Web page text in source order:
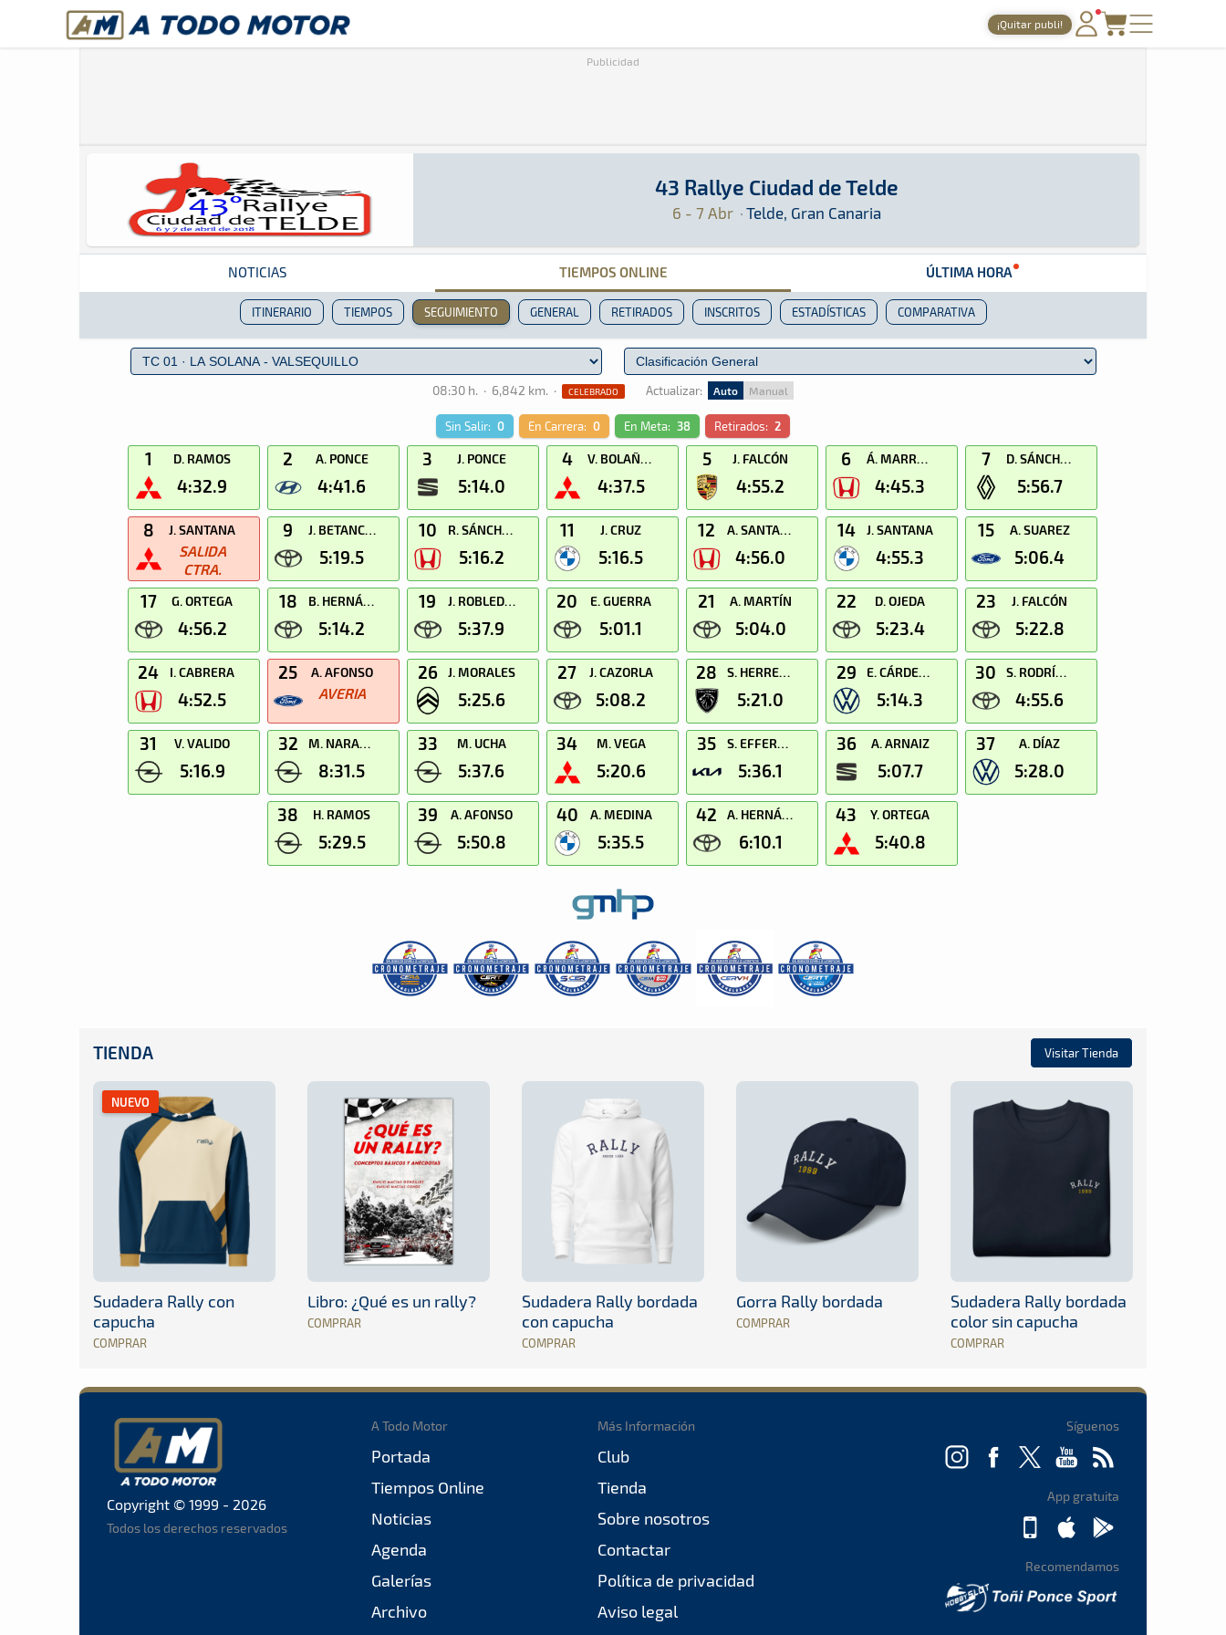
A Todo Motor· Revista del motor desde 1999 ¡Quitar publi!
TIENDA
Publicidad
43 Rallye Ciudad de Telde
6 - 7 Abr · Telde, Gran Canaria
Rally · 43 Rallye Ciudad de Telde: Aquí podrás encontrar toda la información que sea
Telde, Gran Canaria
NOTICIAS TIEMPOS ONLINE ÚLTIMA HORA
ITINERARIO TIEMPOS SEGUIMIENTO GENERAL RETIRADOS INSCRITOS ESTADÍSTICAS COMPARATIVA
08:30 h. · 6,842 km. · CELEBRADO Actualizar: Auto Manual
Sin Salir: 0 En Carrera: 0 En Meta: 38 Retirados: 2
1 D. RAMOS
4:32.9
2 A. PONCE
4:41.6
3 J. PONCE
5:14.0
4 V. BOLAÑOS
4:37.5
5 J. FALCÓN
4:55.2
6 Á. MARRERO
4:45.3
7 D. SÁNCHEZ
5:56.7
8 J. SANTANA
SALIDA
CTRA.
9 J. BETANCOR
5:19.5
10 R. SÁNCHEZ
5:16.2
11 J. CRUZ
5:16.5
12 A. SANTANA
4:56.0
14 J. SANTANA
4:55.3
15 A. SUAREZ
5:06.4
17 G. ORTEGA
4:56.2
18 B. HERNÁNDEZ
5:14.2
19 J. ROBLEDANO
5:37.9
20 E. GUERRA
5:01.1
21 A. MARTÍN
5:04.0
22 D. OJEDA
5:23.4
23 J. FALCÓN
5:22.8
24 I. CABRERA
4:52.5
25 A. AFONSO
AVERIA
26 J. MORALES
5:25.6
27 J. CAZORLA
5:08.2
28 S. HERRERA
5:21.0
29 E. CÁRDENES
5:14.3
30 S. RODRÍGUEZ
4:55.6
31 V. VALIDO
5:16.9
32 M. NARANJO
8:31.5
33 M. UCHA
5:37.6
34 M. VEGA
5:20.6
35 S. EFFEROTH
5:36.1
36 A. ARNAIZ
5:07.7
37 A. DÍAZ
5:28.0
38 H. RAMOS
5:29.5
39 A. AFONSO
5:50.8
40 A. MEDINA
5:35.5
42 A. HERNÁNDEZ
6:10.1
43 Y. ORTEGA
5:40.8
TIENDA Visitar Tienda
NUEVO
Sudadera Rally con
capucha
COMPRAR
Libro: ¿Qué es un rally?
COMPRAR
Sudadera Rally bordada
con capucha
COMPRAR
Gorra Rally bordada
COMPRAR
Sudadera Rally bordada
color sin capucha
COMPRAR
Copyright © 1999 - 2026
Todos los derechos reservados
A Todo Motor
Portada
Tiempos Online
Noticias
Agenda
Galerías
Archivo
Más Información
Club
Tienda
Sobre nosotros
Contactar
Política de privacidad
Aviso legal
Síguenos
App gratuita
Recomendamos